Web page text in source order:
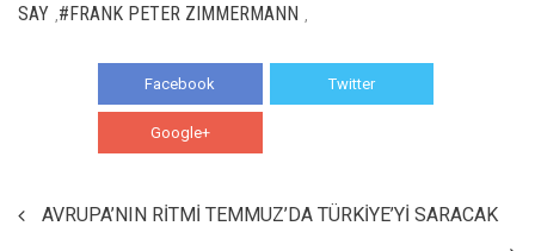
SAY #FRANK PETER ZIMMERMANN
Facebook Twitter
Google+
AVRUPA’NIN RİTMİ TEMMUZ’DA TÜRKİYE’Yİ SARACAK